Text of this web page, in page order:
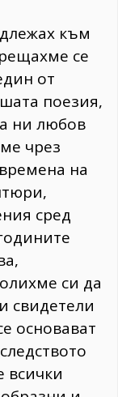
към
се
от
поезия,
ни любов
чрез
на
сред
си да
свидетели
основават
всички